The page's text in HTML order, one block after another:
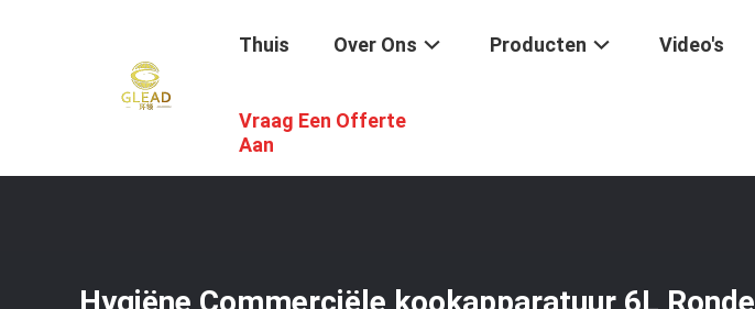
Thuis Over Ons Producten Video's
Vraag Een Offerte
Aan
Commercieel Kokend Materiaal